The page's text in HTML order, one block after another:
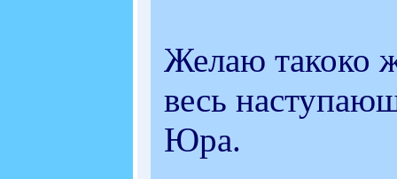
Желаю такоко
весь
Юра.